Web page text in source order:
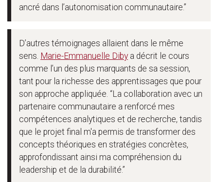
ancré dans l’autonomisation communautaire.”
D’autres témoignages allaient dans le même
sens. Marie-Emmanuelle Diby a décrit le cours
comme l’un des plus marquants de sa session,
tant pour la richesse des apprentissages que pour
son approche appliquée. “La collaboration avec un
partenaire communautaire a renforcé mes
compétences analytiques et de recherche, tandis
que le projet final m'a permis de transformer des
concepts théoriques en stratégies concrètes,
approfondissant ainsi ma compréhension du
leadership et de la durabilité.”